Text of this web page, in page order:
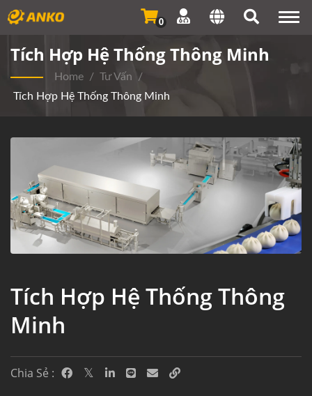
0
Tích Hợp Hệ Thống Thông Minh
Home / Tư Vấn
/
Tích Hợp Hệ Thống Thông Minh
Tích Hợp Hệ Thống Thông
Minh
Chia Sẻ :